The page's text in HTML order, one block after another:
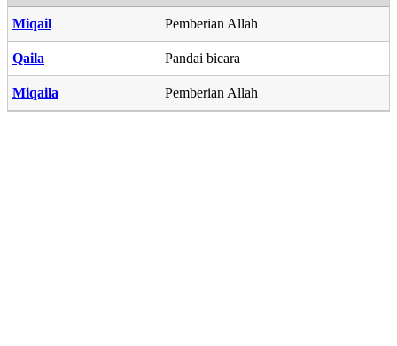
Miqail Pemberian Allah
Qaila Pandai bicara
Miqaila Pemberian Allah